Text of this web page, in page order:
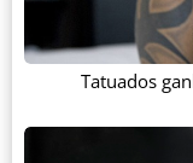
Tatuados